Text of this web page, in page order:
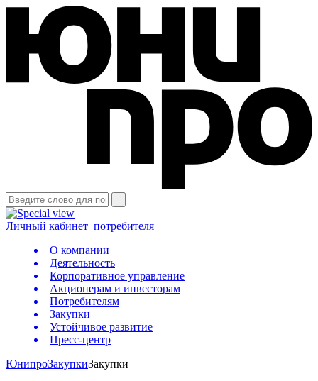
Личный кабинет потребителя
О компании
Деятельность
Корпоративное управление
Акционерам и инвесторам
Потребителям
Закупки
Устойчивое развитие
Пресс-центр
ЮнипроЗакупкиЗакупки